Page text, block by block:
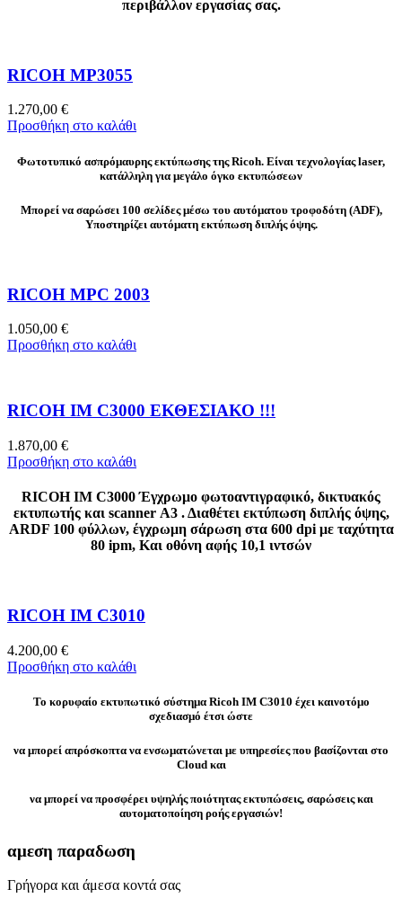
περιβάλλον εργασίας σας.
RICOH MP3055
1.270,00 €
Προσθήκη στο καλάθι
Φωτοτυπικό ασπρόμαυρης εκτύπωσης της Ricoh. Είναι τεχνολογίας laser,
κατάλληλη για μεγάλο όγκο εκτυπώσεων
Μπορεί να σαρώσει 100 σελίδες μέσω του αυτόματου τροφοδότη (ADF),
Υποστηρίζει αυτόματη εκτύπωση διπλής όψης.
RICOH MPC 2003
1.050,00 €
Προσθήκη στο καλάθι
RICOH IM C3000 ΕΚΘΕΣΙΑΚΟ !!!
1.870,00 €
Προσθήκη στο καλάθι
RICOH IM C3000 Έγχρωμο φωτοαντιγραφικό, δικτυακός
εκτυπωτής και scanner Α3 . Διαθέτει εκτύπωση διπλής όψης,
ARDF 100 φύλλων, έγχρωμη σάρωση στα 600 dpi με ταχύτητα
80 ipm, Και οθόνη αφής 10,1 ιντσών
RICOH IM C3010
4.200,00 €
Προσθήκη στο καλάθι
Το κορυφαίο εκτυπωτικό σύστημα Ricoh IM C3010 έχει καινοτόμο
σχεδιασμό έτσι ώστε
να μπορεί απρόσκοπτα να ενσωματώνεται με υπηρεσίες που βασίζονται στο
Cloud και
να μπορεί να προσφέρει υψηλής ποιότητας εκτυπώσεις, σαρώσεις και
αυτοματοποίηση ροής εργασιών!
αμεση παραδωση
Γρήγορα και άμεσα κοντά σας